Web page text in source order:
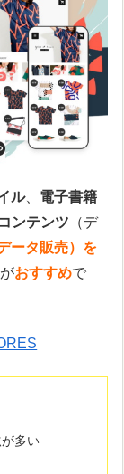
ル、 電子書籍
ンテンツ （デ
ータ販売）を
がおすすめで
多い